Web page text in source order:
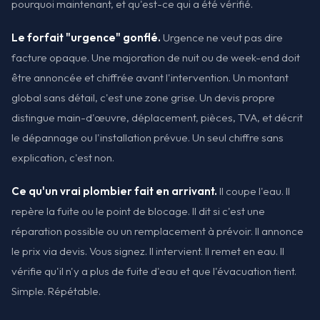
pourquoi maintenant, et qu'est-ce qui a été vérifié.
Le forfait "urgence" gonflé. Urgence ne veut pas dire
facture opaque. Une majoration de nuit ou de week-end doit
être annoncée et chiffrée avant l'intervention. Un montant
global sans détail, c'est une zone grise. Un devis propre
distingue main-d'œuvre, déplacement, pièces, TVA, et décrit
le dépannage ou l'installation prévue. Un seul chiffre sans
explication, c'est non.
Ce qu'un vrai plombier fait en arrivant. Il coupe l'eau. Il
repère la fuite ou le point de blocage. Il dit si c'est une
réparation possible ou un remplacement à prévoir. Il annonce
le prix via devis. Vous signez. Il intervient. Il remet en eau. Il
vérifie qu'il n'y a plus de fuite d'eau et que l'évacuation tient.
Simple. Répétable.